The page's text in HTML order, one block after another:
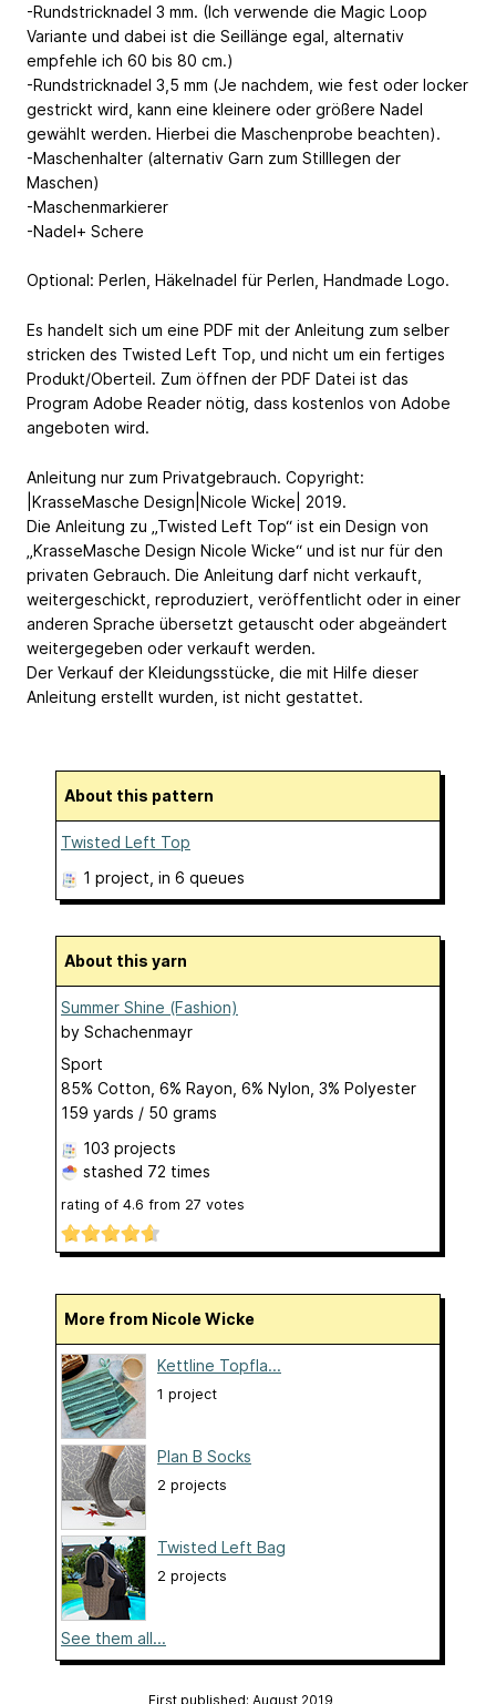
-Rundstricknadel 3 mm. (Ich verwende die Magic Loop
Variante und dabei ist die Seillänge egal, alternativ
empfehle ich 60 bis 80 cm.)
-Rundstricknadel 3,5 mm (Je nachdem, wie fest oder locker
gestrickt wird, kann eine kleinere oder größere Nadel
gewählt werden. Hierbei die Maschenprobe beachten).
-Maschenhalter (alternativ Garn zum Stilllegen der
Maschen)
-Maschenmarkierer
-Nadel+ Schere
Optional: Perlen, Häkelnadel für Perlen, Handmade Logo.
Es handelt sich um eine PDF mit der Anleitung zum selber
stricken des Twisted Left Top, und nicht um ein fertiges
Produkt/Oberteil. Zum öffnen der PDF Datei ist das
Program Adobe Reader nötig, dass kostenlos von Adobe
angeboten wird.
Anleitung nur zum Privatgebrauch. Copyright:
|KrasseMasche Design|Nicole Wicke| 2019.
Die Anleitung zu „Twisted Left Top“ ist ein Design von
„KrasseMasche Design Nicole Wicke“ und ist nur für den
privaten Gebrauch. Die Anleitung darf nicht verkauft,
weitergeschickt, reproduziert, veröffentlicht oder in einer
anderen Sprache übersetzt getauscht oder abgeändert
weitergegeben oder verkauft werden.
Der Verkauf der Kleidungsstücke, die mit Hilfe dieser
Anleitung erstellt wurden, ist nicht gestattet.
About this pattern
Twisted Left Top
1 project , in 6 queues
About this yarn
Summer Shine (Fashion)
by Schachenmayr
Sport
85% Cotton, 6% Rayon, 6% Nylon, 3% Polyester
159 yards / 50 grams
103 projects
stashed 72 times
rating of 4.6 from 27 votes
More from Nicole Wicke
Kettline Topfla...
1 project
Plan B Socks
2 projects
Twisted Left Bag
2 projects
See them all...
First published: August 2019